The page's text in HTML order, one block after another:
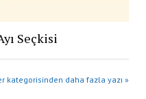
Seçkisi
kategorisinden daha fazla yazı »